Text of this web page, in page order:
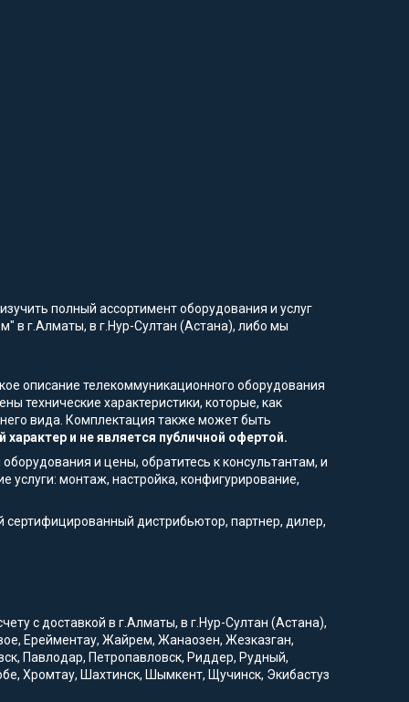
полный ассортимент оборудования и услуг
в г.Алматы, в г.Нур-Султан (Астана), либо мы
описание телекоммуникационного оборудования
технические характеристики, которые, как
вида. Комплектация также может быть
и не является публичной офертой.
и цены, обратитесь к консультантам, и
монтаж, настройка, конфигурирование,
дистрибьютор, партнер, дилер,
с доставкой в г.Алматы, в г.Нур-Султан (Астана),
Ерейментау, Жайрем, Жанаозен, Жезказган,
Павлодар, Петропавловск, Риддер, Рудный,
Хромтау, Шахтинск, Шымкент, Щучинск, Экибастуз